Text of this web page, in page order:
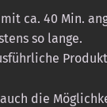
ca. 40 Min.
so lange.
die